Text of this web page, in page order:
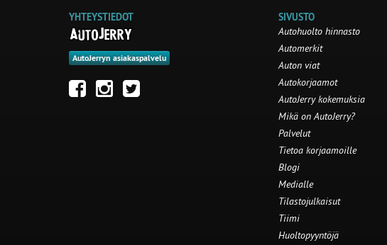
YHTEYSTIEDOT
AutoJerryn asiakaspalvelu
SIVUSTO
Autohuolto hinnasto
Automerkit
Auton viat
Autokorjaamot
AutoJerry kokemuksia
Mikä on AutoJerry?
Palvelut
Tietoa korjaamoille
Blogi
Medialle
Tilastojulkaisut
Tiimi
Huoltopyyntöjä